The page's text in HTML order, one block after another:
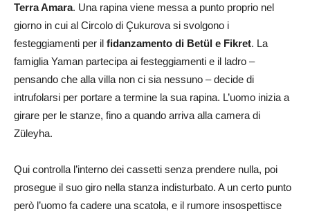
Terra Amara. Una rapina viene messa a punto proprio nel
giorno in cui al Circolo di Çukurova si svolgono i
festeggiamenti per il fidanzamento di Betül e Fikret. La
famiglia Yaman partecipa ai festeggiamenti e il ladro –
pensando che alla villa non ci sia nessuno – decide di
intrufolarsi per portare a termine la sua rapina. L’uomo inizia a
girare per le stanze, fino a quando arriva alla camera di
Züleyha.
Qui controlla l’interno dei cassetti senza prendere nulla, poi
prosegue il suo giro nella stanza indisturbato. A un certo punto
però l’uomo fa cadere una scatola, e il rumore insospettisce